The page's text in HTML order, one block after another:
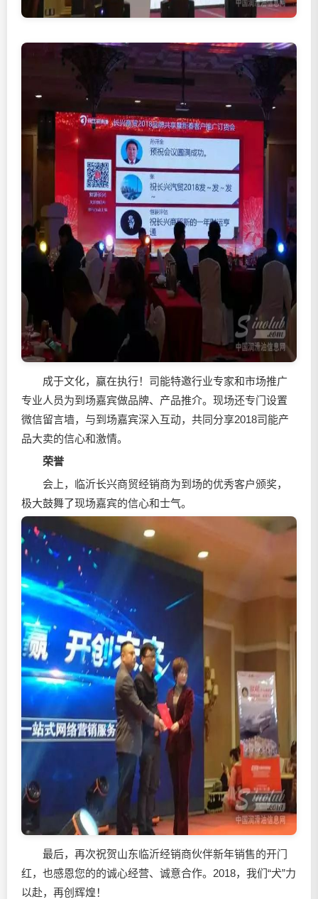
成于文化，赢在执行！司能特邀行业专家和市场推广
专业人员为到场嘉宾做品牌、产品推介。现场还专门设置
微信留言墙，与到场嘉宾深入互动，共同分享2018司能产
品大卖的信心和激情。
荣誉
会上，临沂长兴商贸经销商为到场的优秀客户颁奖，
极大鼓舞了现场嘉宾的信心和士气。
最后，再次祝贺山东临沂经销商伙伴新年销售的开门
红，也感恩您的的诚心经营、诚意合作。2018，我们“犬”力
以赴，再创辉煌！